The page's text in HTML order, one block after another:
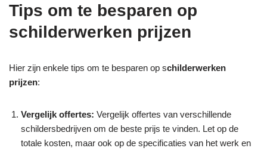
Tips om te besparen op
schilderwerken prijzen
Hier zijn enkele tips om te besparen op schilderwerken
prijzen:
Vergelijk offertes: Vergelijk offertes van verschillende
schildersbedrijven om de beste prijs te vinden. Let op de
totale kosten, maar ook op de specificaties van het werk en